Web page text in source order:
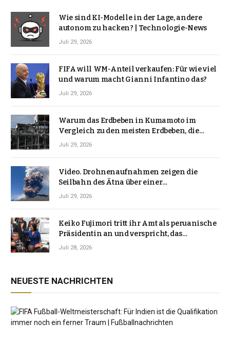
Wie sind KI-Modelle in der Lage, andere
autonom zu hacken? | Technologie-News
Juli 29, 2026
FIFA will WM-Anteil verkaufen: Für wie viel
und warum macht Gianni Infantino das?
Juli 29, 2026
Warum das Erdbeben in Kumamoto im
Vergleich zu den meisten Erdbeben, die
Japan erschütterten, ungewöhnlich ist
Juli 29, 2026
Video. Drohnenaufnahmen zeigen die
Seilbahn des Ätna über einer
Vulkanlandschaft
Juli 29, 2026
Keiko Fujimori tritt ihr Amt als peruanische
Präsidentin an und verspricht, das
Jahrzehnt der Instabilität zu beenden
Juli 28, 2026
NEUESTE NACHRICHTEN